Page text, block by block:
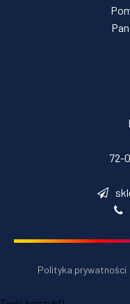
72-
Polityka prywatności